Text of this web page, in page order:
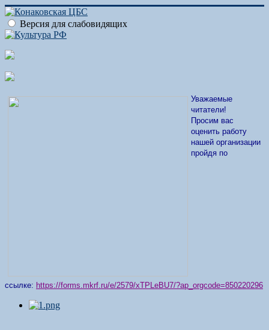
Версия для слабовидящих
Уважаемые
читатели!
Просим вас
оценить работу
нашей организации
пройдя по
ссылке: https://forms.mkrf.ru/e/2579/xTPLeBU7/?ap_orgcode=850220296